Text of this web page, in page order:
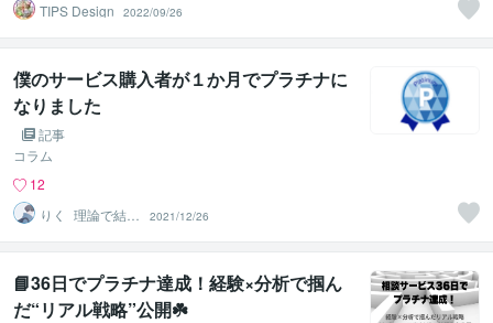
TIPS Design
2022/09/26
僕のサービス購入者が１か月でプラチナに
なりました
記事
コラム
12
りく_理論で結果
を出すサービス
販売
2021/12/26
📘36日でプラチナ達成！経験×分析で掴ん
だ“リアル戦略”公開☘️